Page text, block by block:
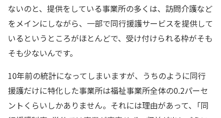
ないのと、提供をしている事業所の多くは、訪問介護など
をメインにしながら、一部で同行援護サービスを提供して
いるというところがほとんどで、受け付けられる枠がそも
そも少ないんです。
10年前の統計になってしまいますが、うちのように同行
援護だけに特化した事業所は福祉事業所全体の0.2パーセ
ントくらいしかありません。それには理由があって、「同